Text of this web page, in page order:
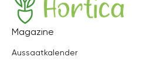
Hortica
Magazine
Aussaatkalender